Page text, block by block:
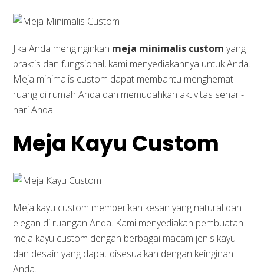
Jika Anda menginginkan meja minimalis custom yang
praktis dan fungsional, kami menyediakannya untuk Anda.
Meja minimalis custom dapat membantu menghemat
ruang di rumah Anda dan memudahkan aktivitas sehari-
hari Anda.
Meja Kayu Custom
Meja kayu custom memberikan kesan yang natural dan
elegan di ruangan Anda. Kami menyediakan pembuatan
meja kayu custom dengan berbagai macam jenis kayu
dan desain yang dapat disesuaikan dengan keinginan
Anda.